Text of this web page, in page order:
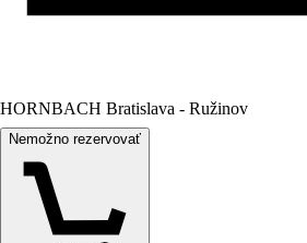
HORNBACH Bratislava - Ružinov
Nemožno rezervovať